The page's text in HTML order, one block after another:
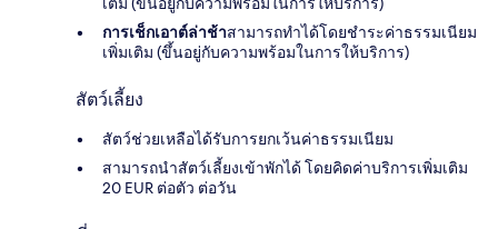
การเช็กเอาต์ล่าช้าสามารถทำได้โดยชำระค่าธรรมเนียม
เพิ่มเติม (ขึ้นอยู่กับความพร้อมในการให้บริการ)
สัตว์เลี้ยง
สัตว์ช่วยเหลือได้รับการยกเว้นค่าธรรมเนียม
สามารถนำสัตว์เลี้ยงเข้าพักได้ โดยคิดค่าบริการเพิ่มเติม
20 EUR ต่อตัว ต่อวัน